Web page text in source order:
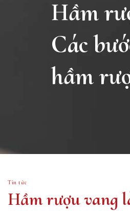
Hầm
Các
hầm
Tin tức
Hầm rượu vang